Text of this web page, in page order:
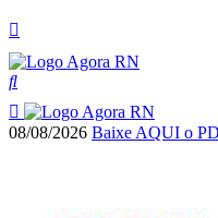
08/08/2026 Baixe AQUI o